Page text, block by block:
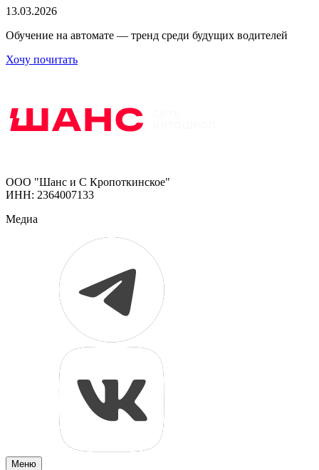
13.03.2026
Обучение на автомате — тренд среди будущих водителей
Хочу почитать
ООО "Шанс и С Кропоткинское"
ИНН: 2364007133
Медиа
Меню